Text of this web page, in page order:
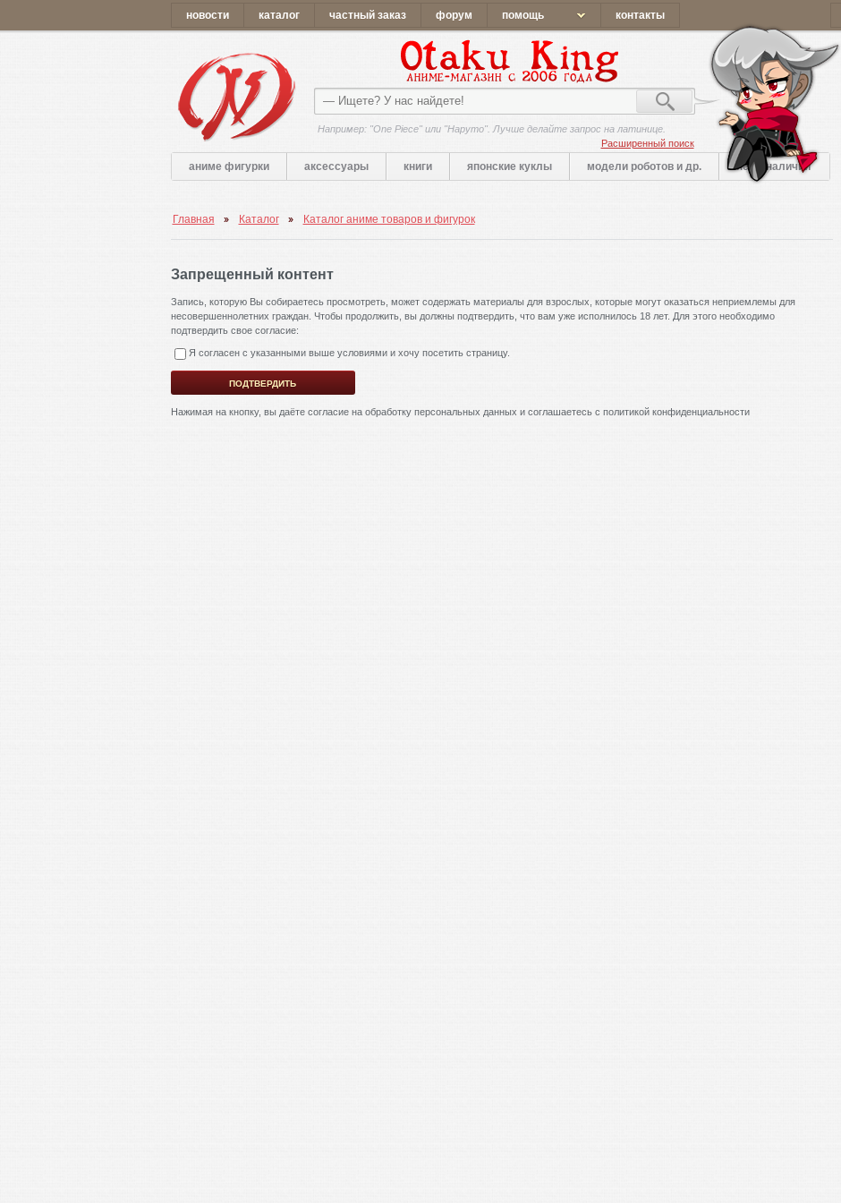
новости каталог частный заказ форум помощь контакты
Например: "One Piece" или "Наруто". Лучше делайте запрос на латинице.
Расширенный поиск
аниме фигурки
аксессуары книги японские куклы модели роботов и др. нет в наличии
Главная Каталог Каталог аниме товаров и фигурок
Запрещенный контент
Запись, которую Вы собираетесь просмотреть, может содержать материалы для взрослых, которые могут оказаться неприемлемы для
несовершеннолетних граждан. Чтобы продолжить, вы должны подтвердить, что вам уже исполнилось 18 лет. Для этого необходимо
подтвердить свое согласие:
Я согласен с указанными выше условиями и хочу посетить страницу.
Нажимая на кнопку, вы даёте согласие на обработку персональных данных и соглашаетесь с политикой конфиденциальности